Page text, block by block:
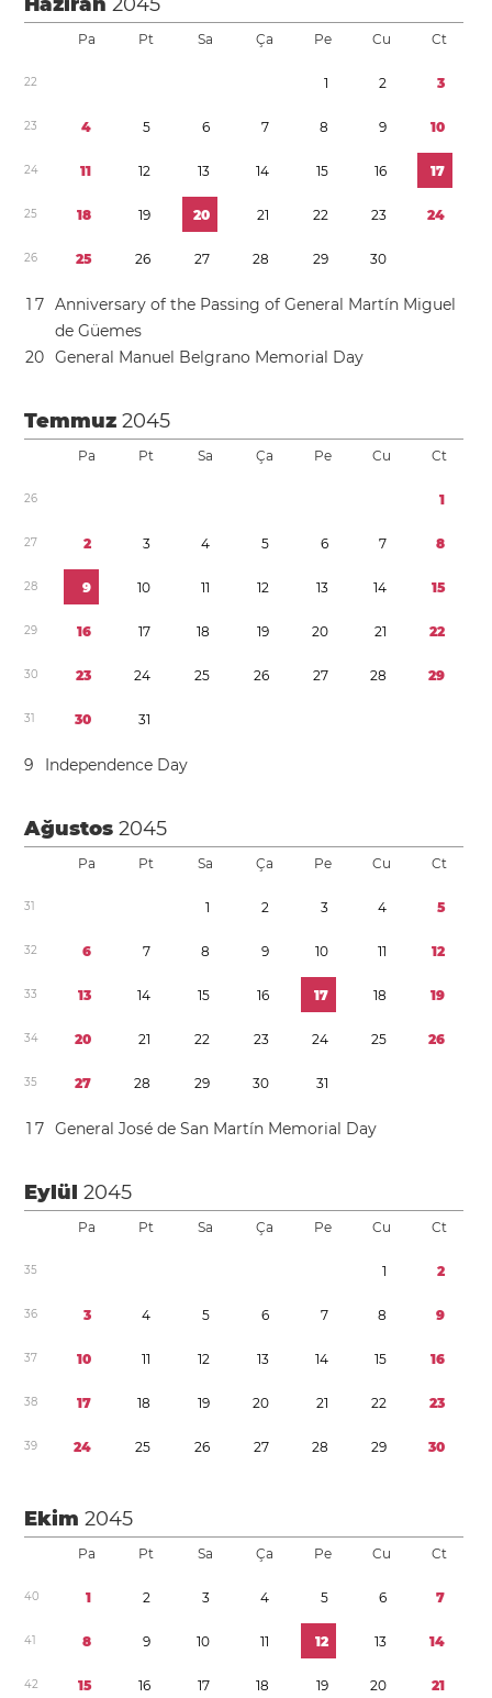
Pa Pt Sa Ça Pe Cu Ct
22 1 2 3
23 4 5 6 7 8 9 10
24 11 12 13 14 15 16 17
25 18 19 20 21 22 23 24
26 25 26 27 28 29 30
1 7 Anniversary of the Passing of General Martín Miguel
de Güemes
20 General Manuel Belgrano Memorial Day
Temmuz2045
Pa Pt Sa Ça Pe Cu Ct
26 1
27 2 3 4 5 6 7 8
28 9 10 11 12 13 14 15
29 16 17 18 19 20 21 22
30 23 24 25 26 27 28 29
31 30 31
9 Independence Day
Ağustos2045
Pa Pt Sa Ça Pe Cu Ct
31 1 2 3 4 5
32 6 7 8 9 10 11 12
33 13 14 15 16 17 18 19
34 20 21 22 23 24 25 26
35 27 28 29 30 31
1 7 General José de San Martín Memorial Day
Eylül2045
Pa Pt Sa Ça Pe Cu Ct
35 1 2
36 3 4 5 6 7 8 9
37 10 11 12 13 14 15 16
38 17 18 19 20 21 22 23
39 24 25 26 27 28 29 30
Ekim2045
Pa Pt Sa Ça Pe Cu Ct
40 1 2 3 4 5 6 7
41 8 9 10 11 12 13 14
42 15 16 17 18 19 20 21